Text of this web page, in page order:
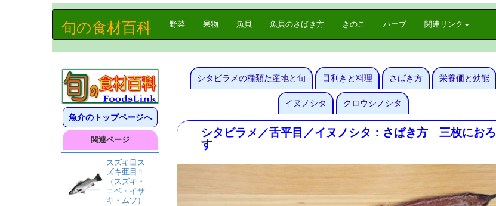
旬の食材百科 野菜(current)
果物 魚貝 魚貝のさばき方 きのこ ハーブ 関連リンク
シタビラメの種類た産地と旬 目利きと料理 さばき方 栄養価と効能
イヌノシタ クロウシノシタ
シタビラメ／舌平目／イヌノシタ：さばき方 三枚におろ
す
魚介のトップページへ
関連ページ
スズキ目ス
ズキ亜目１
（スズキ・
ニベ・イサ
キ・ムツ）